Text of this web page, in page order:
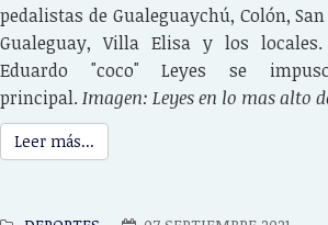
pedalistas de Gualeguaychú, Colón,
Gualeguay, Villa Elisa y los locales.
Eduardo "coco" Leyes se
principal. Imagen: Leyes en lo mas alto
Leer más...